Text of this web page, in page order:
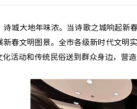
大地年味浓。当诗歌之城响起新
新春文明图景。全市各级新时代文
活动和传统民俗送到群众身边，营